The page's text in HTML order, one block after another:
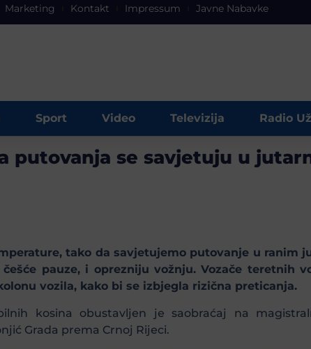
Marketing Kontakt Impressum Javne Nabavke
Sport Video Televizija Radio
putovanja se savjetuju u
tako da savjetujemo putovanje u ranim
pauze, i oprezniju vožnju. Vozače teretnih
vozila, kako bi se izbjegla rizična preticanja.
kosina obustavljen je saobraćaj na
Grada prema Crnoj Rijeci.